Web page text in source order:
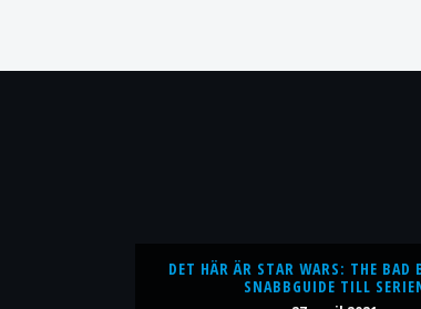
DET HÄR ÄR STAR WARS: THE BAD
SNABBGUIDE TILL